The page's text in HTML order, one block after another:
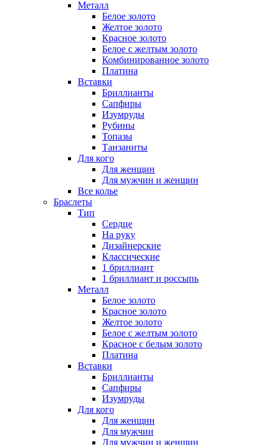
Металл
Белое золото
Желтое золото
Красное золото
Белое с желтым золото
Комбинированное золото
Платина
Вставки
Бриллианты
Сапфиры
Изумруды
Рубины
Топазы
Танзаниты
Для кого
Для женщин
Для мужчин и женщин
Все колье
Браслеты
Тип
Сердце
На руку
Дизайнерские
Классические
1 бриллиант
1 бриллиант и россыпь
Металл
Белое золото
Красное золото
Желтое золото
Белое с желтым золото
Красное с белым золото
Платина
Вставки
Бриллианты
Сапфиры
Изумруды
Для кого
Для женщин
Для мужчин
Для мужчин и женщин